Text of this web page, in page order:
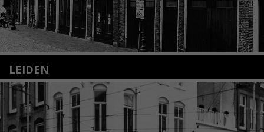
LEIDEN
Nieuwstraat 35
2312 KA Leiden
+31(0)71 – 52 84 480
info@kunsthuisleiden.nl